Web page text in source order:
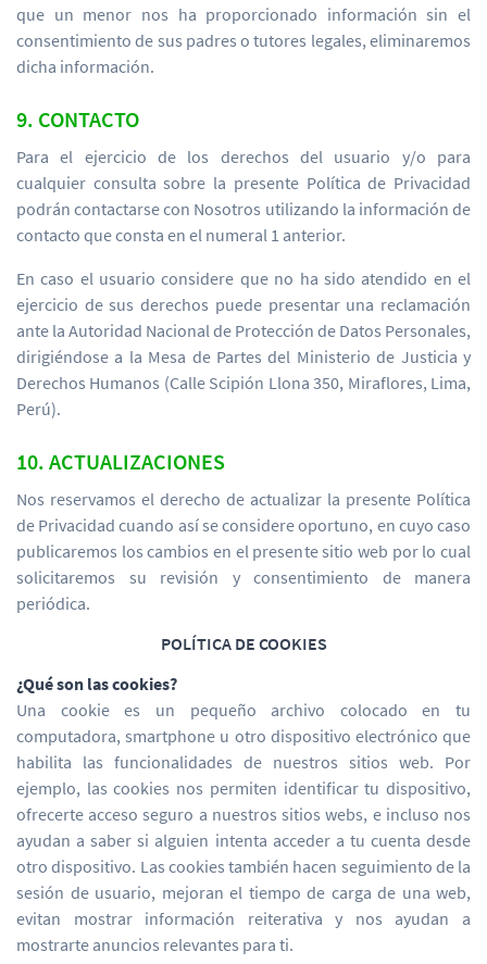
que un menor nos ha proporcionado información sin el
consentimiento de sus padres o tutores legales, eliminaremos
dicha información.
9. CONTACTO
Para el ejercicio de los derechos del usuario y/o para
cualquier consulta sobre la presente Política de Privacidad
podrán contactarse con Nosotros utilizando la información de
contacto que consta en el numeral 1 anterior.
En caso el usuario considere que no ha sido atendido en el
ejercicio de sus derechos puede presentar una reclamación
ante la Autoridad Nacional de Protección de Datos Personales,
dirigiéndose a la Mesa de Partes del Ministerio de Justicia y
Derechos Humanos (Calle Scipión Llona 350, Miraflores, Lima,
Perú).
10. ACTUALIZACIONES
Nos reservamos el derecho de actualizar la presente Política
de Privacidad cuando así se considere oportuno, en cuyo caso
publicaremos los cambios en el presente sitio web por lo cual
solicitaremos su revisión y consentimiento de manera
periódica.
POLÍTICA DE COOKIES
¿Qué son las cookies?
Una cookie es un pequeño archivo colocado en tu
computadora, smartphone u otro dispositivo electrónico que
habilita las funcionalidades de nuestros sitios web. Por
ejemplo, las cookies nos permiten identificar tu dispositivo,
ofrecerte acceso seguro a nuestros sitios webs, e incluso nos
ayudan a saber si alguien intenta acceder a tu cuenta desde
otro dispositivo. Las cookies también hacen seguimiento de la
sesión de usuario, mejoran el tiempo de carga de una web,
evitan mostrar información reiterativa y nos ayudan a
mostrarte anuncios relevantes para ti.